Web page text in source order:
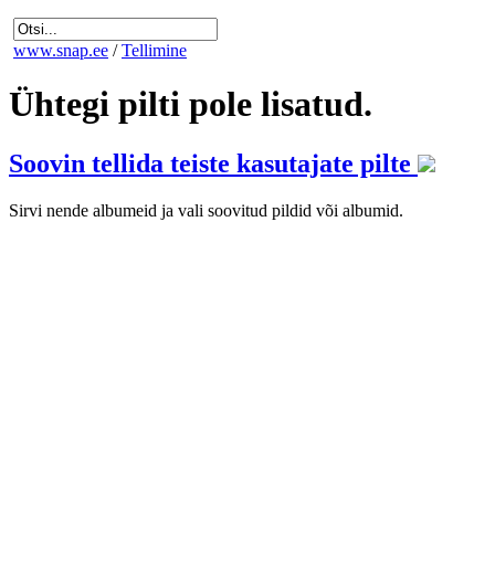
www.snap.ee / Tellimine
Ühtegi pilti pole lisatud.
Soovin tellida teiste kasutajate pilte
Sirvi nende albumeid ja vali soovitud pildid või albumid.